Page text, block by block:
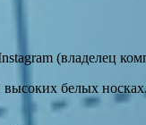
(владелец
белых